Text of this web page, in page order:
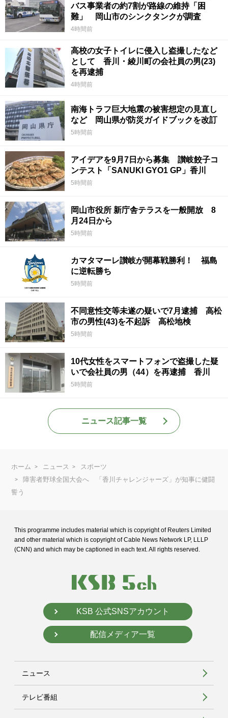
バス事業者の約7割が路線の維持「困
難」 岡山市のシンクタンクが調査
4時間前
高校の女子トイレに侵入し盗撮したなど
として 香川・綾川町の会社員の男(23)
を再逮捕
4時間前
南海トラフ巨大地震の被害想定の見直し
など 岡山県が防災ガイドブックを改訂
5時間前
アイデアを9月7日から募集 讃岐餃子コ
ンテスト「SANUKI GYO1 GP」香川
5時間前
岡山市役所 新庁舎テラスを一般開放 8
月24日から
5時間前
カマタマーレ讃岐が開幕戦勝利！ 福島
に逆転勝ち
5時間前
不同意性交等未遂の疑いで7月逮捕 高松
市の男性(43)を不起訴 高松地検
5時間前
10代女性をスマートフォンで盗撮した疑
いで会社員の男（44）を再逮捕 香川
5時間前
ニュース記事一覧
ホーム ニュース
スポーツ
障害者野球全国大会へ 「香川チャレンジャーズ」が知事に健闘
誓う
This programme includes material which is copyright of Reuters Limited
and other material which is copyright of Cable News Network LP, LLLP
(CNN) and which may be captioned in each text. All rights reserved.
KSB 公式SNSアカウント
配信メディア一覧
ニュース
テレビ番組